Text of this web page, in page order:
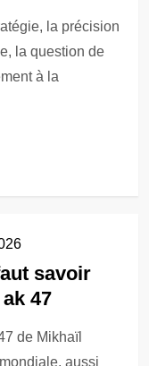
la précision
la question de
à la
savoir
47
de Mikhaïl
aussi